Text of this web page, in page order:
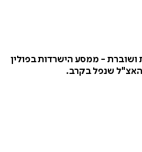
- ממסע הישרדות בפולין
האצ"ל שנפל בקרב.